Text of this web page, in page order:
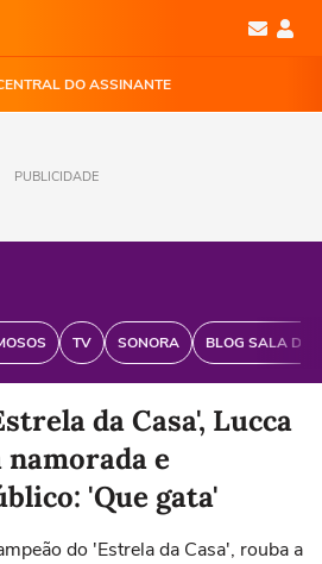
DO ASSINANTE
PUBLICIDADE
TV SONORA BLOG SALA DE
da Casa', Lucca
namorada e
'Que gata'
do 'Estrela da Casa', rouba a